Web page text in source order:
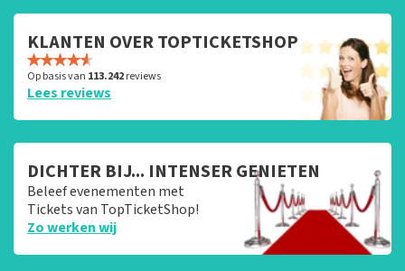
KLANTEN OVER TOPTICKETSHOP
Op basis van 113.242reviews
Lees reviews
DICHTER BIJ... INTENSER GENIETEN
Beleef evenementen met
Tickets van TopTicketShop!
Zo werken wij